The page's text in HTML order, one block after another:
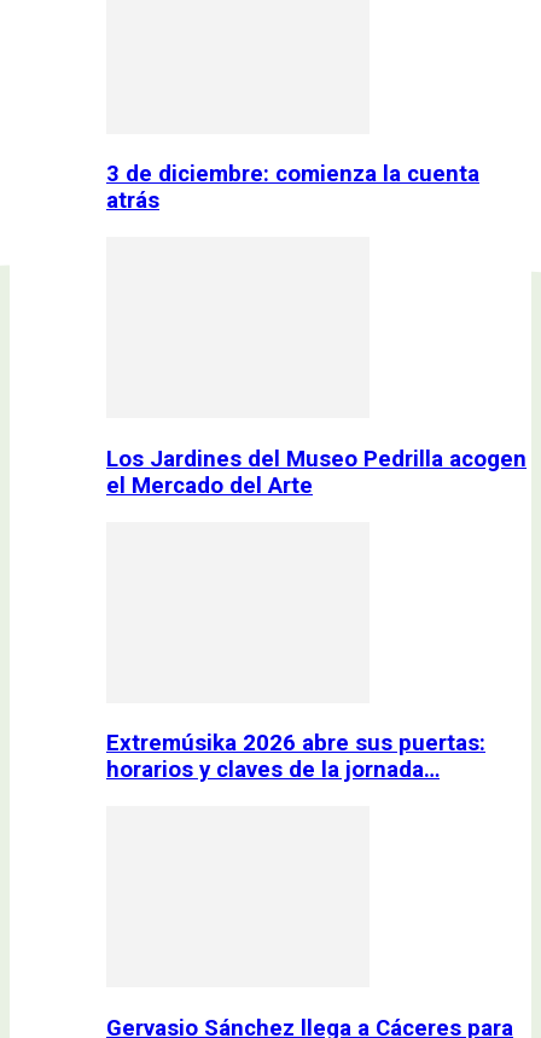
3 de diciembre: comienza la cuenta
atrás
Los Jardines del Museo Pedrilla acogen
el Mercado del Arte
Extremúsika 2026 abre sus puertas:
horarios y claves de la jornada…
Gervasio Sánchez llega a Cáceres para